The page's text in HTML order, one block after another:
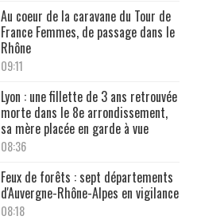
Au coeur de la caravane du Tour de
France Femmes, de passage dans le
Rhône
09:11
Lyon : une fillette de 3 ans retrouvée
morte dans le 8e arrondissement,
sa mère placée en garde à vue
08:36
Feux de forêts : sept départements
d'Auvergne-Rhône-Alpes en vigilance
08:18